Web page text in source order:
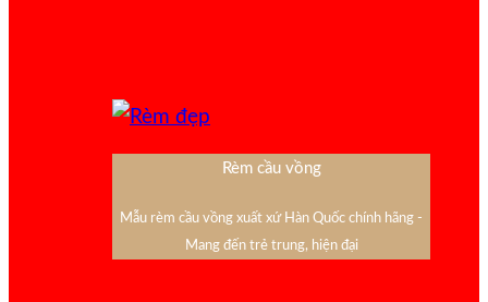
Rèm cầu vồng
Mẫu rèm cầu vồng xuất xứ Hàn Quốc chính hãng -
Mang đến trẻ trung, hiện đại